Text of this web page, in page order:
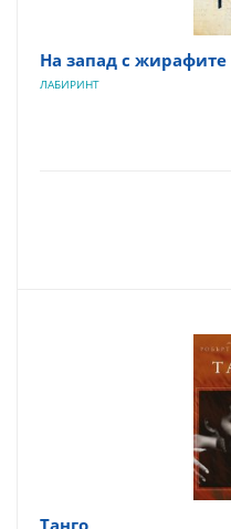
На запад с жирафите
ЛАБИРИНТ
Танго